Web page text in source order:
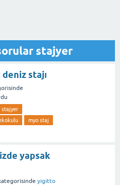
stajyer
deniz stajı
stajyer
myo staj
yapsak
yigitto